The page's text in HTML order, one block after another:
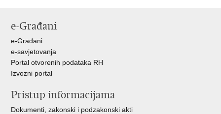
FacebookuTwitteru
e-Građani
e-Građani
e-savjetovanja
Portal otvorenih podataka RH
Izvozni portal
Pristup informacijama
Dokumenti, zakonski i podzakonski akti